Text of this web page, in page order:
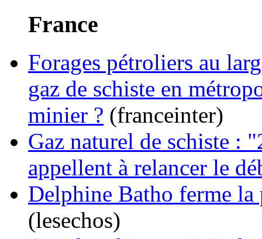
France
Forages pétroliers au
gaz de schiste en
minier ? (franceinter)
Gaz naturel de schiste :
appellent à relancer le
Delphine Batho ferme la
(lesechos)